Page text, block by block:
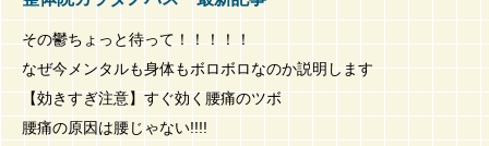
その鬱ちょっと待って！！！！！
なぜ今メンタルも身体もボロボロなのか説明します
【効きすぎ注意】すぐ効く腰痛のツボ
腰痛の原因は腰じゃない!!!!